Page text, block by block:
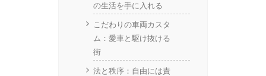
の生活を手に入れる
こだわりの車両カスタ
ム：愛車と駆け抜ける
街
法と秩序：自由には責